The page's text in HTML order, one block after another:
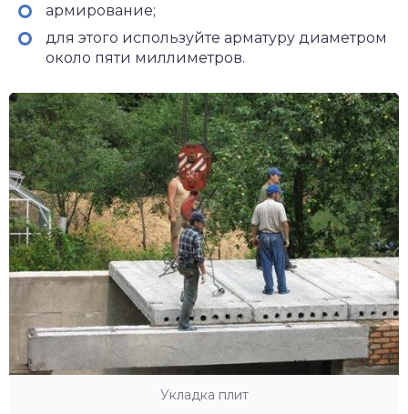
армирование;
для этого используйте арматуру диаметром
около пяти миллиметров.
Укладка плит